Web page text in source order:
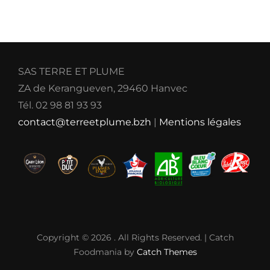
SAS TERRE ET PLUME
ZA de Kerangueven, 29460 Hanvec
Tél. 02 98 81 93 93
contact@terreetplume.bzh | Mentions légales
Copyright © 2026 . All Rights Reserved. | Catch
Foodmania by Catch Themes